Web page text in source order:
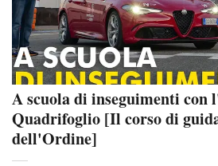
A scuola di inseguimenti
Quadrifoglio [Il corso di
dell'Ordine]